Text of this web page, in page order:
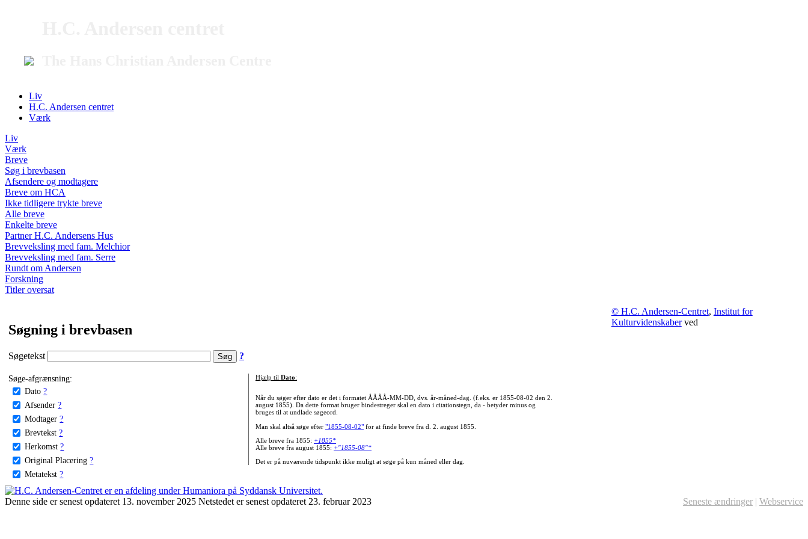
Liv
H.C. Andersen centret
Værk
Liv
Værk
Breve
Søg i brevbasen
Afsendere og modtagere
Breve om HCA
Ikke tidligere trykte breve
Alle breve
Enkelte breve
Partner H.C. Andersens Hus
Brevveksling med fam. Melchior
Brevveksling med fam. Serre
Rundt om Andersen
Forskning
Titler oversat
Søgning i brevbasen
Søgetekst ?
Søge-afgrænsning:
Dato ?
Afsender ?
Modtager ?
Brevtekst ?
Herkomst ?
Original Placering ?
Metatekst ?
Hjælp til Dato:
Når du søger efter dato er det i formatet ÅÅÅÅ-MM-DD, dvs. år-måned-dag. (f.eks. er 1855-08-02 den 2.
august 1855). Da dette format bruger bindestreger skal en dato i citationstegn, da - betyder minus og
bruges til at undlade søgeord.
Man skal altså søge efter "1855-08-02"for at finde breve fra d. 2. august 1855.
Alle breve fra 1855: +1855*
Alle breve fra august 1855: +"1855-08"*
Det er på nuværende tidspunkt ikke muligt at søge på kun måned eller dag.
© H.C. Andersen-Centret, Institut for
Kulturvidenskaberved
Denne side er senest opdateret 13. november 2025 Netstedet er senest opdateret 23. februar 2023 Seneste ændringer | Webservice